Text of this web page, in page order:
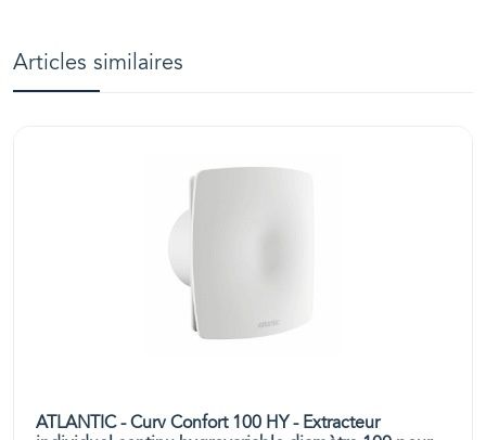
Articles similaires
ATLANTIC - Curv Confort 100 HY - Extracteur